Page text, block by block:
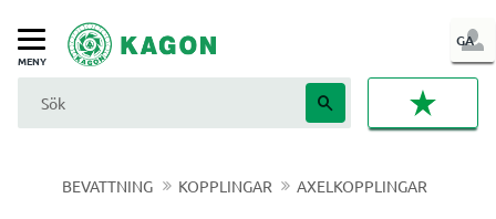
Meny
GA
IN
BEVATTNING KOPPLINGAR AXELKOPPLINGAR